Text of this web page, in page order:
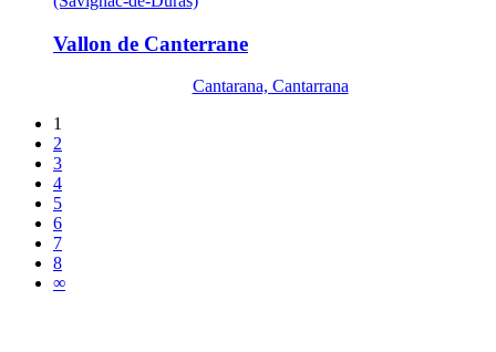
Vallon de Canterrane
Cantarana, Cantarrana
1
2
3
4
5
6
7
8
∞